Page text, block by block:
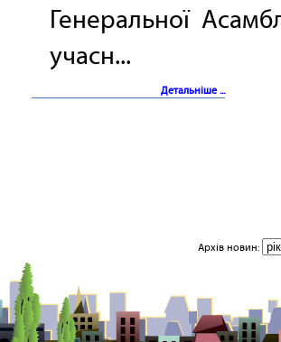
Генеральної
учасн...
Детальніше ...
Архів новин: